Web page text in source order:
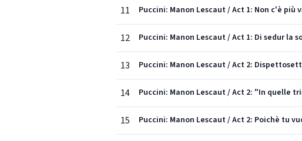
11 Puccini: Manon Lescaut / Act 1: Non c'è più
12 Puccini: Manon Lescaut / Act 1: Di sedur la
13 Puccini: Manon Lescaut / Act 2:
14 Puccini: Manon Lescaut / Act 2: "In quelle
15 Puccini: Manon Lescaut / Act 2: Poichè tu